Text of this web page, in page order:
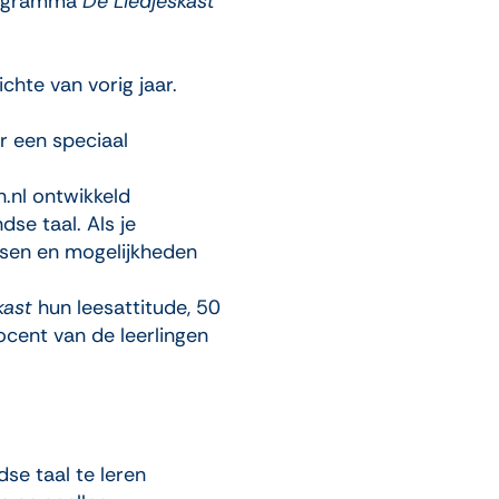
van vorig jaar.
een speciaal
ontwikkeld
taal. Als je
en mogelijkheden
hun leesattitude, 50
van de leerlingen
taal te leren